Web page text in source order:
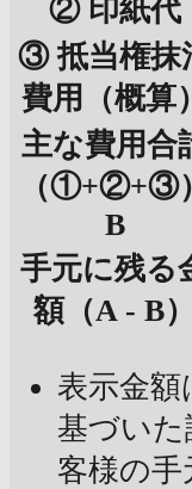
② 印紙代
③ 抵当権抹
費用（概算）
主な費用合
（①+②+③）
B
手元に残る
額（A - B）
表示金額
基づい
客様の手